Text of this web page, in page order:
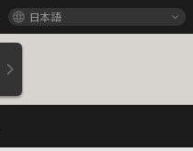
日本語